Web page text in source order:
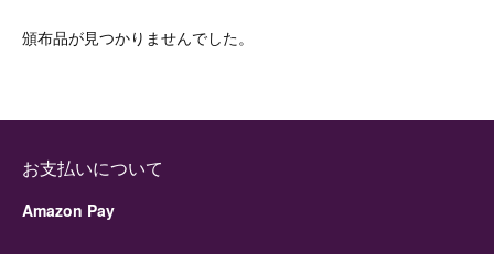
頒布品が見つかりませんでした。
お支払いについて
Amazon Pay